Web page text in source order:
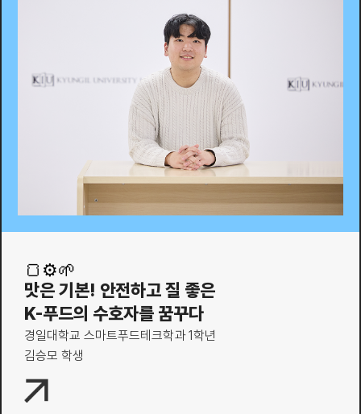
🍞⚙️🌱
맛은 기본! 안전하고 질 좋은
K-푸드의 수호자를 꿈꾸다
경일대학교 스마트푸드테크학과 1학년
김승모 학생